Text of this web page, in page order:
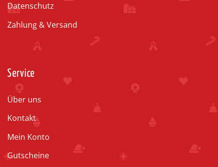
Datenschutz
Zahlung & Versand
Service
Über uns
Kontakt
Mein Konto
Gutscheine